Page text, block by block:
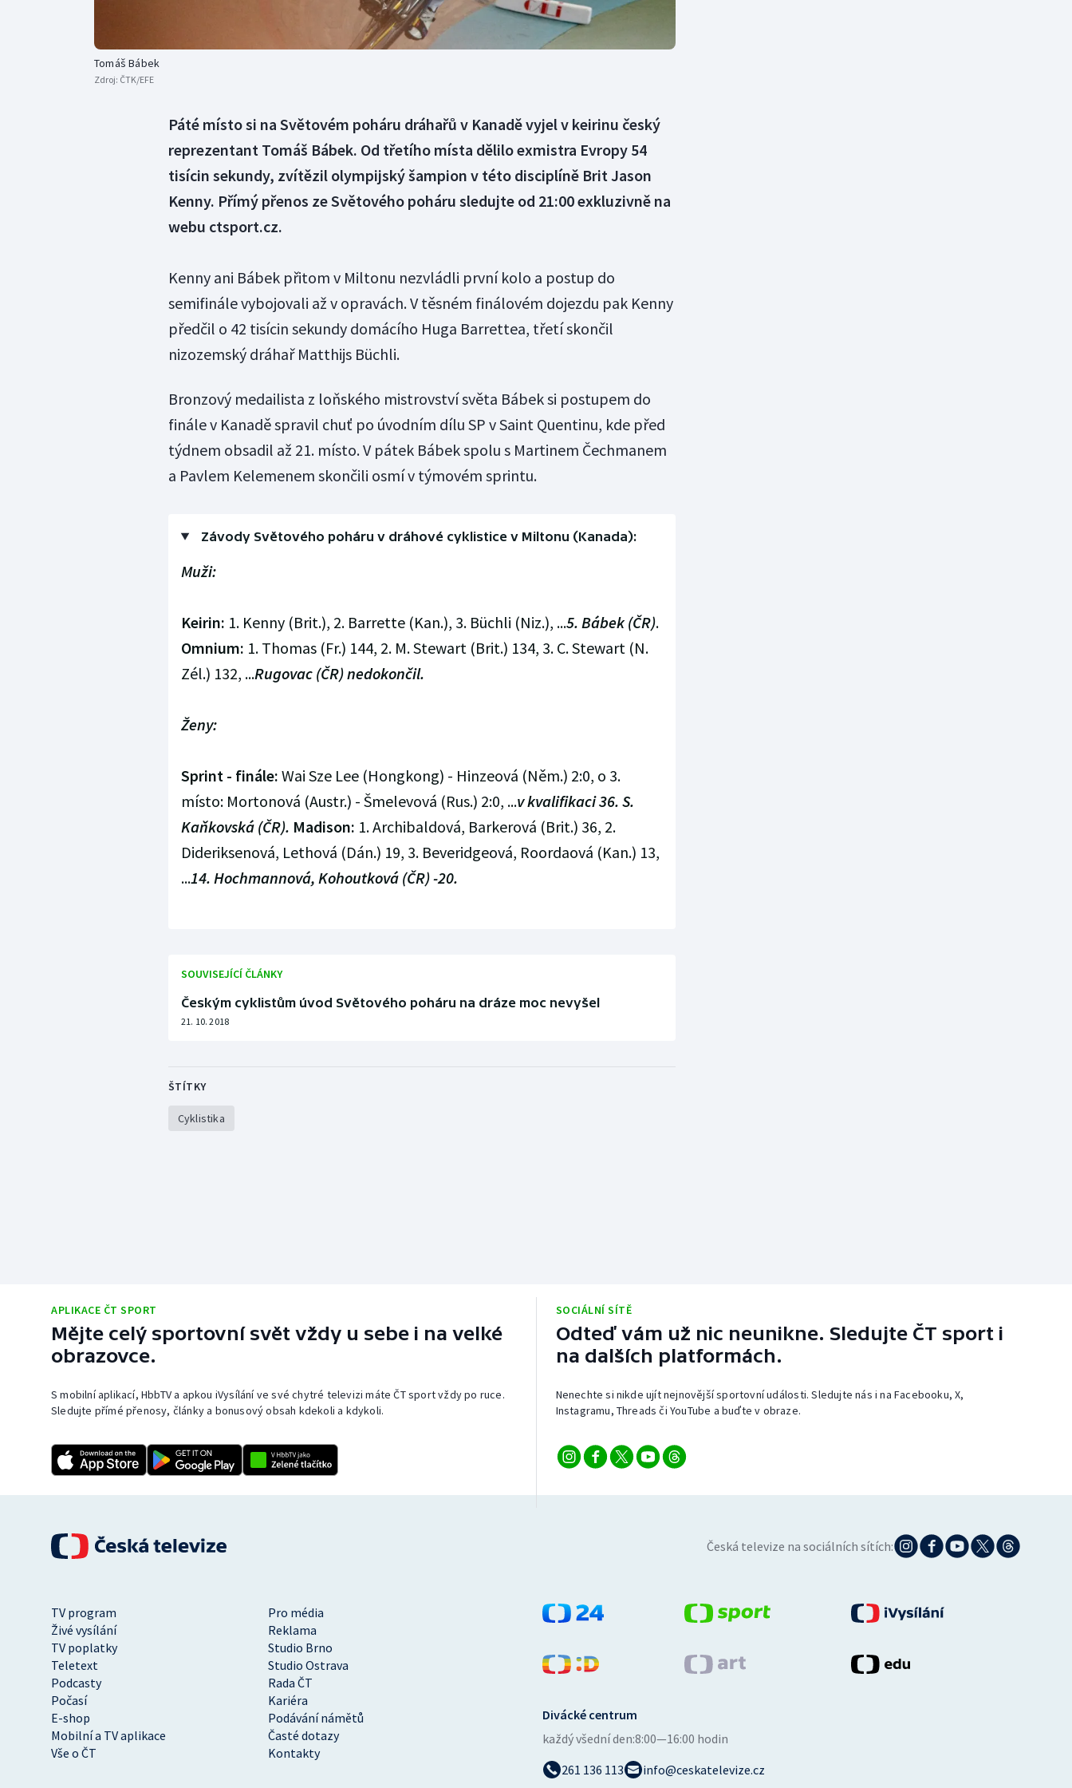
Tomáš Bábek
Zdroj: ČTK/EFE
Páté místo si na Světovém poháru dráhařů v Kanadě vyjel v keirinu český
reprezentant Tomáš Bábek. Od třetího místa dělilo exmistra Evropy 54
tisícin sekundy, zvítězil olympijský šampion v této disciplíně Brit Jason
Kenny. Přímý přenos ze Světového poháru sledujte od 21:00 exkluzivně na
webu ctsport.cz.
Kenny ani Bábek přitom v Miltonu nezvládli první kolo a postup do
semifinále vybojovali až v opravách. V těsném finálovém dojezdu pak Kenny
předčil o 42 tisícin sekundy domácího Huga Barrettea, třetí skončil
nizozemský dráhař Matthijs Büchli.
Bronzový medailista z loňského mistrovství světa Bábek si postupem do
finále v Kanadě spravil chuť po úvodním dílu SP v Saint Quentinu, kde před
týdnem obsadil až 21. místo. V pátek Bábek spolu s Martinem Čechmanem
a Pavlem Kelemenem skončili osmí v týmovém sprintu.
Závody Světového poháru v dráhové cyklistice v Miltonu (Kanada):
Muži:
Keirin: 1. Kenny (Brit.), 2. Barrette (Kan.), 3. Büchli (Niz.), ...5. Bábek (ČR).
Omnium: 1. Thomas (Fr.) 144, 2. M. Stewart (Brit.) 134, 3. C. Stewart (N.
Zél.) 132, ...Rugovac (ČR) nedokončil.
Ženy:
Sprint - finále: Wai Sze Lee (Hongkong) - Hinzeová (Něm.) 2:0, o 3.
místo: Mortonová (Austr.) - Šmelevová (Rus.) 2:0, ...v kvalifikaci 36. S.
Kaňkovská (ČR). Madison: 1. Archibaldová, Barkerová (Brit.) 36, 2.
Dideriksenová, Lethová (Dán.) 19, 3. Beveridgeová, Roordaová (Kan.) 13,
...14. Hochmannová, Kohoutková (ČR) -20.
SOUVISEJÍCÍ ČLÁNKY
Českým cyklistům úvod Světového poháru na dráze moc nevyšel
21. 10. 2018
ŠTÍTKY
Cyklistika
APLIKACE ČT SPORT
Mějte celý sportovní svět vždy u sebe i na velké
obrazovce.
S mobilní aplikací, HbbTV a apkou iVysílání ve své chytré televizi máte ČT sport vždy po ruce.
Sledujte přímé přenosy, články a bonusový obsah kdekoli a kdykoli.
SOCIÁLNÍ SÍTĚ
Odteď vám už nic neunikne. Sledujte ČT sport i
na dalších platformách.
Nenechte si nikde ujít nejnovější sportovní události. Sledujte nás i na Facebooku, X,
Instagramu, Threads či YouTube a buďte v obraze.
Česká televize na sociálních sítích:
TV program
Pro média
Živé vysílání
Reklama
TV poplatky
Studio Brno
Teletext
Studio Ostrava
Podcasty
Rada ČT
Počasí
Kariéra
E-shop
Podávání námětů
Mobilní a TV aplikace
Časté dotazy
Vše o ČT
Kontakty
Divácké centrum
každý všední den:8:00—16:00 hodin
261 136 113
info@ceskatelevize.cz